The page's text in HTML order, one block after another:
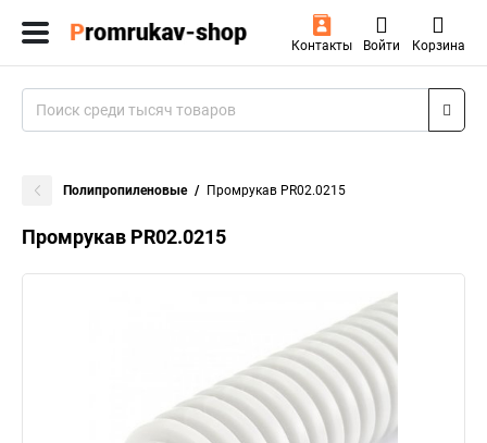
Контакты Войти Корзина
Полипропиленовые Промрукав PR02.0215
Промрукав PR02.0215